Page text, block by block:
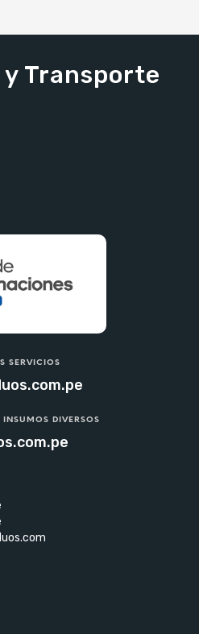
Transporte
SERVICIOS
DIVERSOS